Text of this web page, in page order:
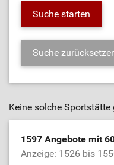
Keine solche Sportstätte
1597 Angebote mit
Anzeige: 1526 bis